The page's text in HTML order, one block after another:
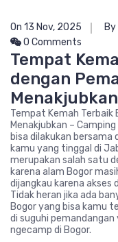
On 13 Nov, 2025
0 Comments
Tempat
dengan
Menakjubkan
Tempat Kemah Terbaik
Menakjubkan –
bisa dilakukan bersama
kamu yang tinggal di
merupakan salah satu
karena alam Bogor
dijangkau karena
Tidak heran jika ada
Bogor yang bisa kamu
di suguhi
ngecamp di Bogor.